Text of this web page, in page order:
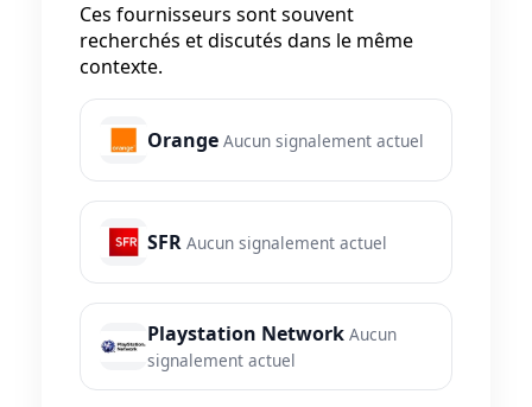
Ces fournisseurs sont souvent
recherchés et discutés dans le même
contexte.
Orange Aucun signalement actuel
SFR Aucun signalement actuel
Playstation Network Aucun
signalement actuel